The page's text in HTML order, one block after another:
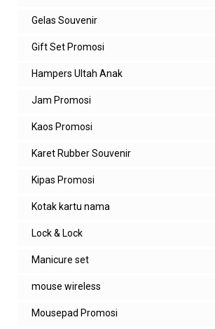
Gelas Souvenir
Gift Set Promosi
Hampers Ultah Anak
Jam Promosi
Kaos Promosi
Karet Rubber Souvenir
Kipas Promosi
Kotak kartu nama
Lock & Lock
Manicure set
mouse wireless
Mousepad Promosi